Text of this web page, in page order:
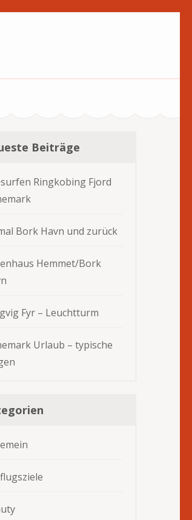
Beiträge
Ringkobing Fjord
Bork Havn und zurück
Hemmet/Bork
Fyr – Leuchtturm
Urlaub – typische